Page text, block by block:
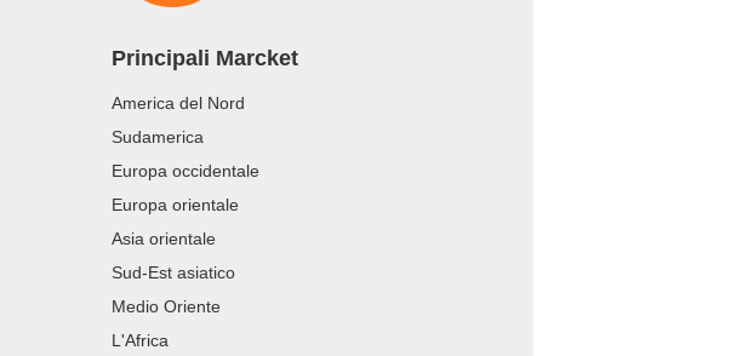
Principali Marcket
America del Nord
Sudamerica
Europa occidentale
Europa orientale
Asia orientale
Sud-Est asiatico
Medio Oriente
L'Africa